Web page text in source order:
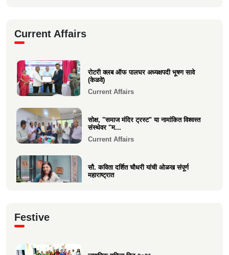
Sad Demise
Current Affairs
रोटरी क्लब ऑफ पालघर अध्यक्षपदी भूषण सावे
(केळवे)
Current Affairs
सोक्ष, "समाज मंदिर ट्रस्ट" या नामांकित विश्वस्त
संस्थेवर "म...
Current Affairs
सौ. कविता दर्शित चौधरी यांची ओळख संपूर्ण
महाराष्ट्रात
Festive